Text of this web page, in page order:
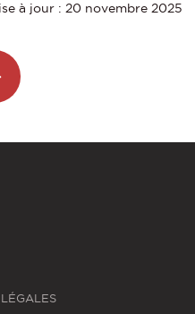
à jour : 20 novembre 2025